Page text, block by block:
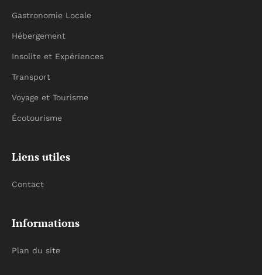
Gastronomie Locale
Hébergement
Insolite et Expériences
Transport
Voyage et Tourisme
Écotourisme
Liens utiles
Contact
Informations
Plan du site